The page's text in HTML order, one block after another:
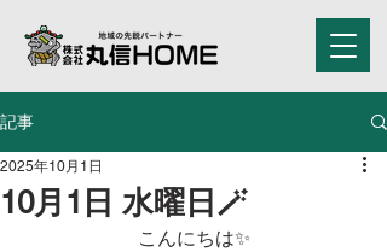
記事
10月1日 水曜日🪄
2025年10月1日
こんにちは✨